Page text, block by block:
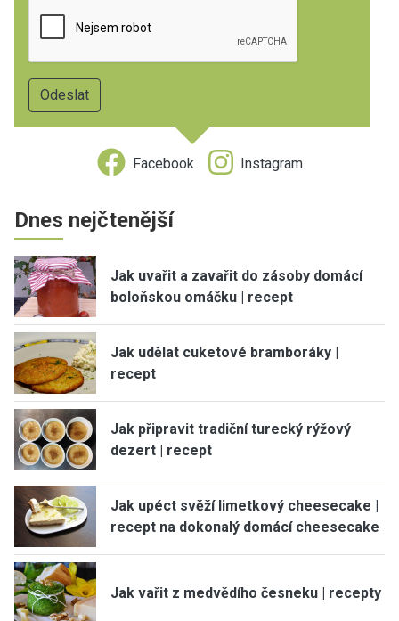
Facebook Instagram
Dnes nejčtenější
Jak uvařit a zavařit do zásoby domácí
boloňskou omáčku | recept
Jak udělat cuketové bramboráky |
recept
Jak připravit tradiční turecký rýžový
dezert | recept
Jak upéct svěží limetkový cheesecake |
recept na dokonalý domácí cheesecake
Jak vařit z medvědího česneku | recepty